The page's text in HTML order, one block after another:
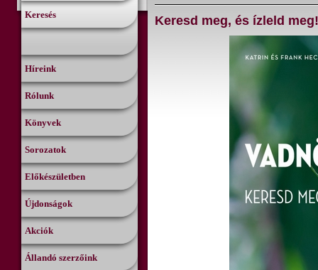
Keresés
Híreink
Rólunk
Könyvek
Sorozatok
Előkészületben
Újdonságok
Akciók
Állandó szerzőink
Keresd meg, és ízleld meg!